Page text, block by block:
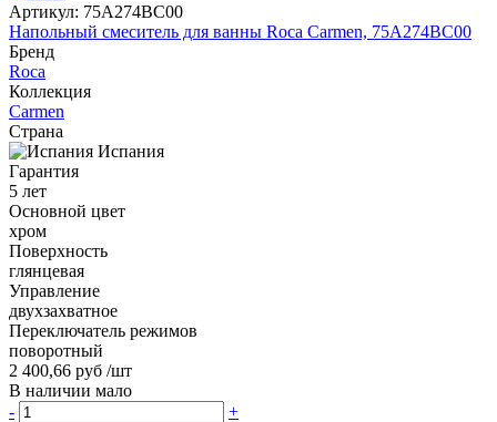
Артикул: 75А274ВС00
Напольный смеситель для ванны Roca Carmen, 75А274ВС00
Бренд
Roca
Коллекция
Carmen
Страна
Испания
Гарантия
5 лет
Основной цвет
хром
Поверхность
глянцевая
Управление
двухзахватное
Переключатель режимов
поворотный
2 400,66 руб /шт
В наличии мало
-
+